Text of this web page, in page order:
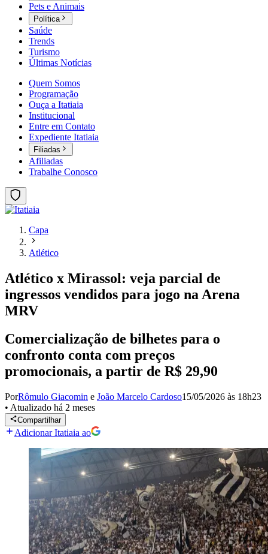
Pets e Animais
Política
Saúde
Trends
Turismo
Últimas Notícias
Quem Somos
Programação
Ouça a Itatiaia
Institucional
Entre em Contato
Expediente Itatiaia
Filiadas
Afiliadas
Trabalhe Conosco
Capa
Atlético
Atlético x Mirassol: veja parcial de
ingressos vendidos para jogo na Arena
MRV
Comercialização de bilhetes para o
confronto conta com preços
promocionais, a partir de R$ 29,90
PorRômulo Giacomin e João Marcelo Cardoso15/05/2026 às 18h23
• Atualizado há 2 meses
Compartilhar
Adicionar Itatiaia ao